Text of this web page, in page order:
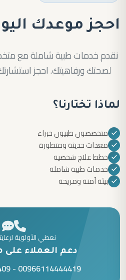
احجز موعدك
نقدم خدمات طبية شاملة مع
لصحتك ورفاهيتك. احجز
لماذا تختارنا؟
متخصصون طبيون خبراء
معدات حديثة ومتطورة
خطط علاج شخصية
خدمات طبية شاملة
بيئة آمنة ومريحة
نعطي الأولوية
دعم العملاء على
00966114444419
-